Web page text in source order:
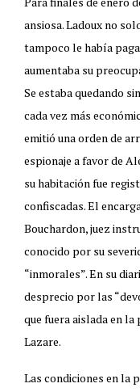
ansiosa. Ladoux no
tampoco le había
aumentaba su
Se estaba quedando
cada vez más
emitió una orden de
espionaje a favor de
su habitación fue
confiscadas. El
Bouchardon, juez
conocido por su
“inmorales”. En su
desprecio por las
que fuera aislada en
Lazare.
Las condiciones en la